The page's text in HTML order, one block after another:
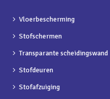
Vloerbescherming
Stofschermen
Transparante scheidingswand
Stofdeuren
Stofafzuiging